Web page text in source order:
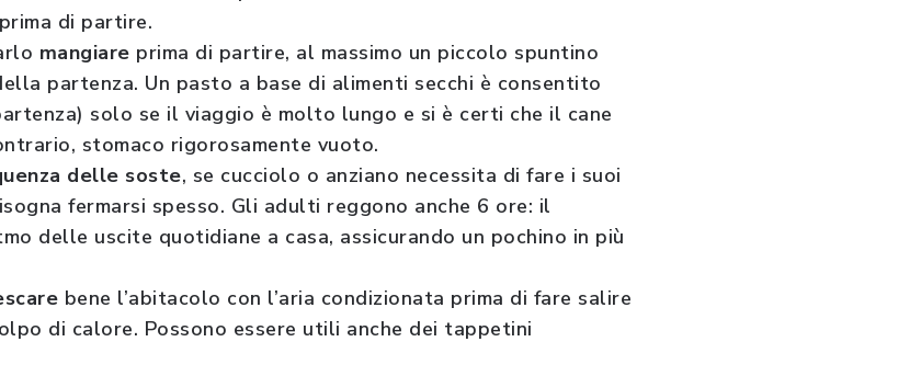
di partire.
mangiare prima di partire, al massimo un piccolo spuntino
partenza. Un pasto a base di alimenti secchi è consentito
solo se il viaggio è molto lungo e si è certi che il cane
stomaco rigorosamente vuoto.
delle soste, se cucciolo o anziano necessita di fare i suoi
fermarsi spesso. Gli adulti reggono anche 6 ore: il
delle uscite quotidiane a casa, assicurando un pochino in più
bene l’abitacolo con l’aria condizionata prima di fare salire
di calore. Possono essere utili anche dei tappetini